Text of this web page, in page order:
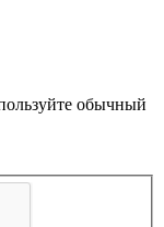
обычный